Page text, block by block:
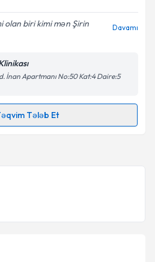
olan biri kimi mən Şirin
Davamı
İnan Apartmanı No:50 Kat:4 Daire:5
Tələb Et
Tələbi
Bu mütəxəssisdən randevu ala
olduqda e-poçt ilə